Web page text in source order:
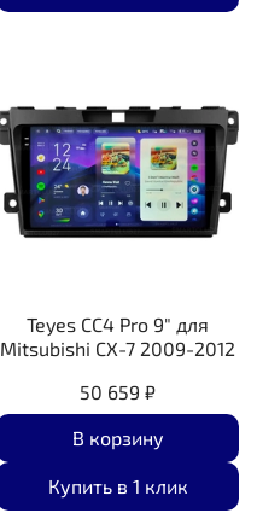
Teyes CC4 Pro 9" для
Mitsubishi CX-7 2009-2012
50 659 ₽
В корзину
Купить в 1 клик